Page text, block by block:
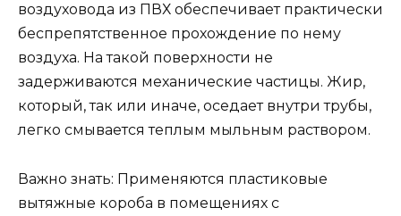
воздуховода из ПВХ обеспечивает практически
беспрепятственное прохождение по нему
воздуха. На такой поверхности не
задерживаются механические частицы. Жир,
который, так или иначе, оседает внутри трубы,
легко смывается теплым мыльным раствором.
Важно знать: Применяются пластиковые
вытяжные короба в помещениях с